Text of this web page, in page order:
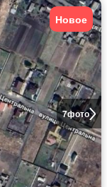
7фото
Новое